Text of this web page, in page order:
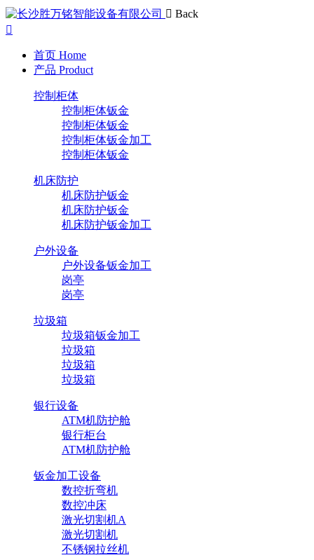
Back
首页 Home
产品 Product
控制柜体
控制柜体钣金
控制柜体钣金
控制柜体钣金加工
控制柜体钣金
机床防护
机床防护钣金
机床防护钣金
机床防护钣金加工
户外设备
户外设备钣金加工
岗亭
岗亭
垃圾箱
垃圾箱钣金加工
垃圾箱
垃圾箱
垃圾箱
银行设备
ATM机防护舱
银行柜台
ATM机防护舱
钣金加工设备
数控折弯机
数控冲床
激光切割机A
激光切割机
不锈钢拉丝机